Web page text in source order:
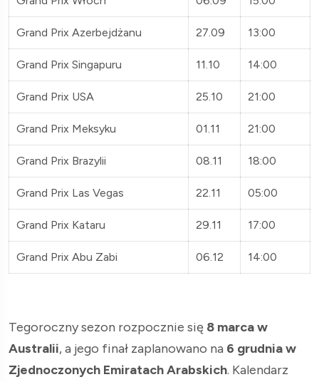
Grand Prix Azerbejdżanu 27.09 13:00
Grand Prix Singapuru 11.10 14:00
Grand Prix USA 25.10 21:00
Grand Prix Meksyku 01.11 21:00
Grand Prix Brazylii 08.11 18:00
Grand Prix Las Vegas 22.11 05:00
Grand Prix Kataru 29.11 17:00
Grand Prix Abu Zabi 06.12 14:00
Tegoroczny sezon rozpocznie się 8 marca w
Australii, a jego finał zaplanowano na 6 grudnia w
Zjednoczonych Emiratach Arabskich. Kalendarz